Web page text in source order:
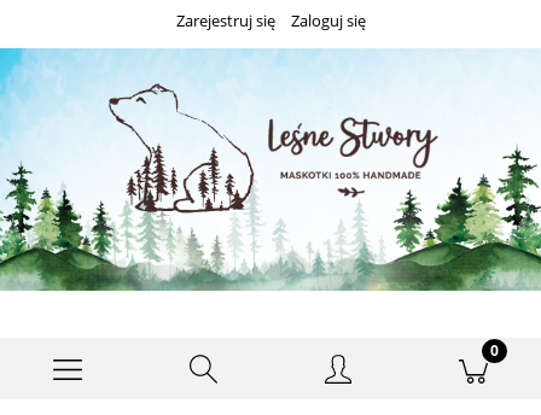
Zarejestruj się Zaloguj się